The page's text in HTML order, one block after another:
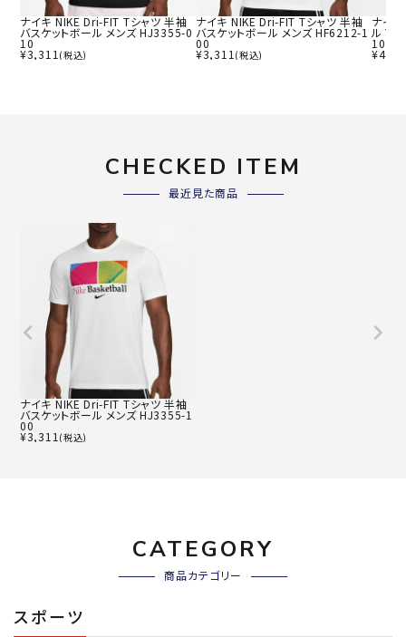
ナイキ NIKE Dri-FIT Tシャツ 半袖
バスケットボール メンズ HJ3355-0
10
¥3,311 (税込)
ナイキ NIKE Dri-FIT Tシャツ 半袖
バスケットボール メンズ HF6212-1
00
¥3,311 (税込)
ナイ
ル T
10
¥
CHECKED ITEM
最近見た商品
ナイキ NIKE Dri-FIT Tシャツ 半袖
バスケットボール メンズ HJ3355-1
00
¥3,311 (税込)
CATEGORY
商品カテゴリー
スポーツ